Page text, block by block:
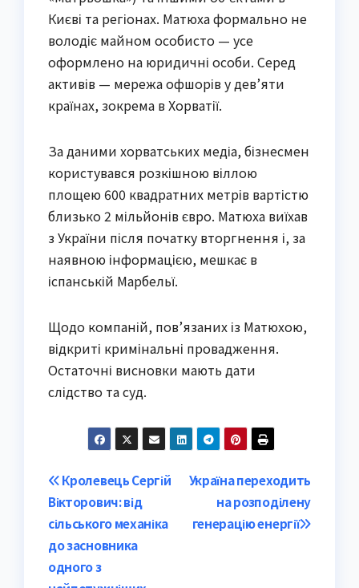
Києві та регіонах. Матюха формально не
володіє майном особисто — усе
оформлено на юридичні особи. Серед
активів — мережа офшорів у дев’яти
країнах, зокрема в Хорватії.
За даними хорватських медіа, бізнесмен
користувався розкішною віллою
площею 600 квадратних метрів вартістю
близько 2 мільйонів євро. Матюха виїхав
з України після початку вторгнення і, за
наявною інформацією, мешкає в
іспанській Марбельї.
Щодо компаній, пов’язаних із Матюхою,
відкриті кримінальні провадження.
Остаточні висновки мають дати
слідство та суд.
Post
navigation
Україна переходить
на розподілену
генерацію енергії
Кролевець Сергій
Вікторович: від
сільського механіка
до засновника
одного з